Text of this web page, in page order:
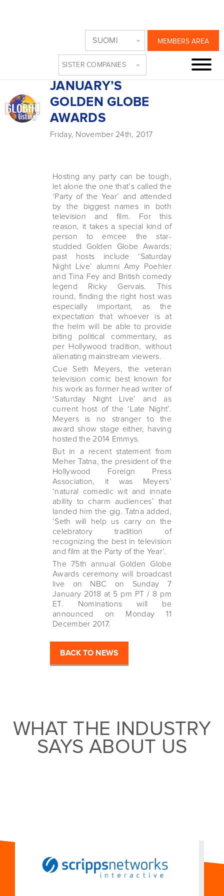
MEMBERS AREA
SUOMI
SISTER COMPANIES
TV COMEDY VET
SETH MEYERS
TAPPED TO HOST
JANUARY’S
GOLDEN GLOBE
AWARDS
Friday, November 24th, 2017
Hosting any party can be tough,
let alone the one that’s called the
‘Party of the Year’ and attended
by the biggest names in both
television and film. For this
reason, it takes a special kind of
person to emcee the star-
studded Golden Globe Awards;
past hosts include ‘Saturday
Night Live’ alumni Amy Poehler
and Tina Fey and British comedy
legend Ricky Gervais. This
round, finding the right host was
especially important, as the
expectation that whoever is at
the helm will be able to provide
biting political commentary, as
per Hollywood tradition, without
alienating mainstream viewers.
Cue Seth Meyers, the veteran
television comic best known for
his work as former head writer of
‘Saturday Night Live’ and as
current host of the ‘Late Night’.
Meyers is no stranger to the
award show stage either, having
hosted the 2014 Emmys.
But in a recent statement from
Meher Tatna, the president of the
Hollywood Foreign Press
Association, it was Meyers’
‘natural comedic wit and innate
ability to charm audiences’ that
landed him the gig. Tatna added,
‘Seth will help us carry on the
celebratory tradition of
recognizing the best in television
and film at the Party of the Year’.
The 75th annual Golden Globe
Awards ceremony will broadcast
live on NBC on Sunday 7
January 2018 at 5 pm PT / 8 pm
ET. Nominations will be
announced on Monday 11
December 2017.
BACK TO NEWS
WHAT THE INDUSTRY
SAYS ABOUT US